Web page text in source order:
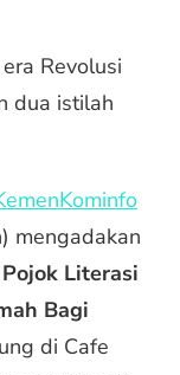
Revolusi
dua istilah
mengadakan
Pojok Literasi
Bagi
di Cafe